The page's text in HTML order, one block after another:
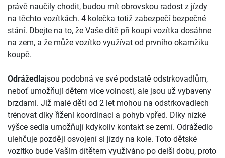
právě naučily chodit, budou mít obrovskou radost z jízdy
na těchto vozítkách. 4 kolečka totiž zabezpečí bezpečné
stání. Dbejte na to, že Vaše dítě při koupi vozítka dosáhne
na zem, a že může vozítko využívat od prvního okamžiku
koupě.
Odrážedlajsou podobná ve své podstatě odstrkovadlům,
neboť umožňují dětem více volnosti, ale jsou už vybaveny
brzdami. Již malé děti od 2 let mohou na odstrkovadlech
trénovat díky řížení koordinaci a pohyb vpřed. Díky nízké
výšce sedla umožňují kdykoliv kontakt se zemí. Odrážedlo
ulehčuje později osvojení si jízdy na kole. Toto dětské
vozítko bude Vaším dítětem využíváno po delší dobu, proto